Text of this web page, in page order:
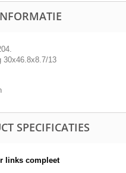
30x46.8x8.7/13
SPECIFICATIES
links compleet